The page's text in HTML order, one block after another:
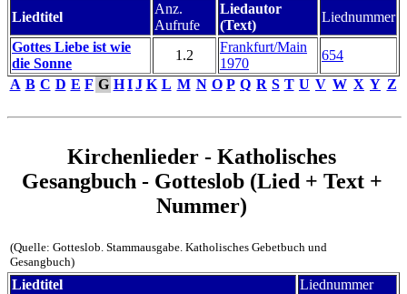
Liedtitel
Anz.
Aufrufe
Liedautor
(Text)
Liednummer
Gottes Liebe ist wie
die Sonne
1.2
Frankfurt/Main
1970
654
A B C D E F G H IJ K L M N O P Q R S T U V W X Y Z
Kirchenlieder - Katholisches
Gesangbuch - Gotteslob (Lied + Text +
Nummer)
(Quelle: Gotteslob. Stammausgabe. Katholisches Gebetbuch und
Gesangbuch)
Liedtitel
Liednummer